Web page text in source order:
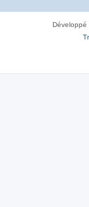
Développé